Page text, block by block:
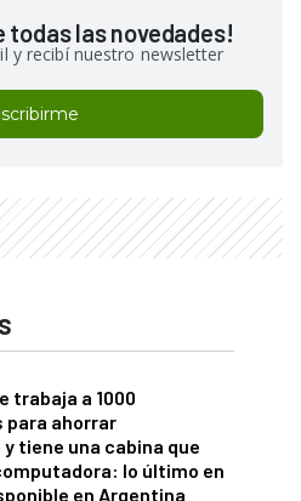
todas las novedades!
y recibí nuestro newsletter
trabaja a 1000
para ahorrar
tiene una cabina que
lo último en
en Argentina